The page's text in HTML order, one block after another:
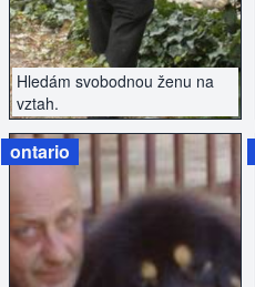
Hledám svobodnou ženu na
vztah.
ontario
ZOBRAZIT INZERÁT